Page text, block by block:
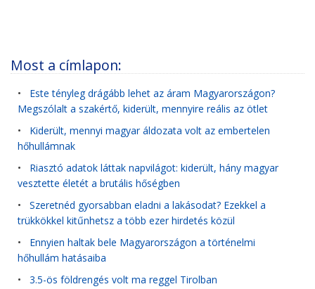
Most a címlapon:
• Este tényleg drágább lehet az áram Magyarországon?
Megszólalt a szakértő, kiderült, mennyire reális az ötlet
• Kiderült, mennyi magyar áldozata volt az embertelen
hőhullámnak
• Riasztó adatok láttak napvilágot: kiderült, hány magyar
vesztette életét a brutális hőségben
• Szeretnéd gyorsabban eladni a lakásodat? Ezekkel a
trükkökkel kitűnhetsz a több ezer hirdetés közül
• Ennyien haltak bele Magyarországon a történelmi
hőhullám hatásaiba
• 3.5-ös földrengés volt ma reggel Tirolban